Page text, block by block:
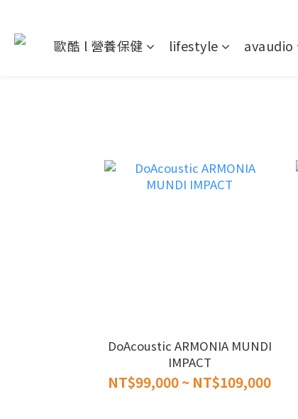
歐酷 l 營養保健 lifestyle avaudio
DoAcoustic ARMONIA MUNDI
IMPACT
NT$99,000 ~ NT$109,000